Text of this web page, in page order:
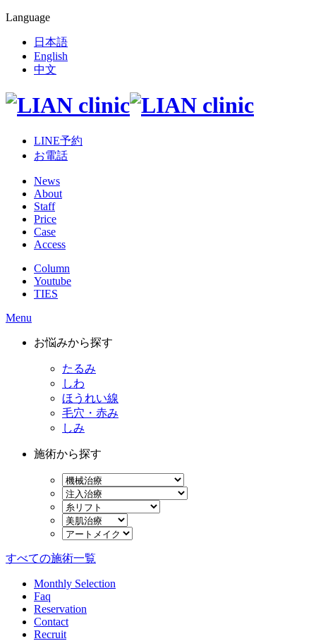
Language
日本語
English
中文
LINE予約
お電話
News
About
Staff
Price
Case
Access
Column
Youtube
TIES
Menu
お悩みから探す
たるみ
しわ
ほうれい線
毛穴・赤み
しみ
施術から探す
すべての施術一覧
Monthly Selection
Faq
Reservation
Contact
Recruit